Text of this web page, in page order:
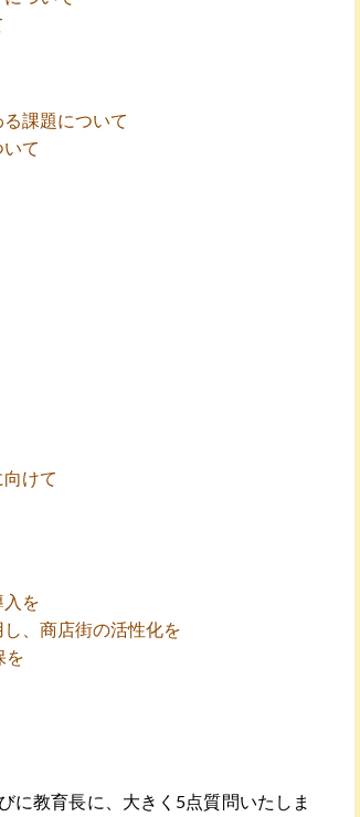
課題について
て
けて
入を
、商店街の活性化を
を
に教育長に、大きく5点質問いたしま